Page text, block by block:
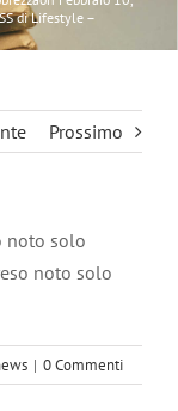
di Lifestyle –
Prossimo
noto solo
noto solo
| 0 Commenti